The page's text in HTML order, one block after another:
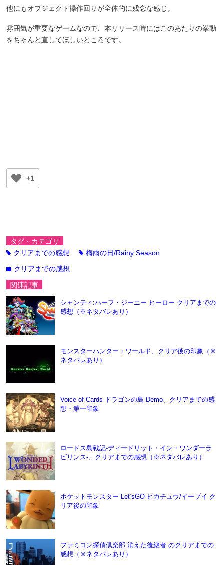
他にもオブジェクト操作回りが全体的に残念な感じ。
雰囲気が重要なゲームなので、本リリース時にはこのあたりの挙動
をちゃんと直してほしいところです。
+1
タグ・カテゴリ
tag クリアまでの感想 tag梅雨の日/Rainy Season
folder クリアまでの感想
関連記事
シャンティ:ハーフ・ジーニー ヒーロー クリアまでの
感想（※ネタバレあり）
モンスターハンター：ワールド、クリア後の印象（※
ネタバレあり）
Voice of Cards ドラゴンの島 Demo、クリアまでの感
想・第一印象
ロードス島戦記-ディードリット・イン・ワンダーラ
ビリンス-、クリアまでの感想（※ネタバレあり）
ポケットモンスター Let’sGO ピカチュウ/イーブイ ク
リア後の印象
ファミコン探偵倶楽部 消えた後継者 のクリアまでの
感想（※ネタバレあり）